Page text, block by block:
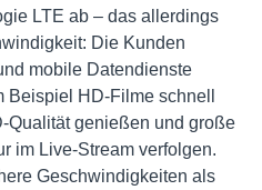
LTE ab – das allerdings
Die Kunden
mobile Datendienste
Beispiel HD-Filme schnell
Qualität genießen und große
im Live-Stream verfolgen.
Geschwindigkeiten als